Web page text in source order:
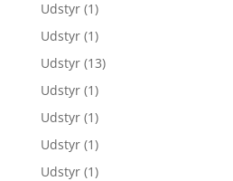
Udstyr (1)
Udstyr (1)
Udstyr (13)
Udstyr (1)
Udstyr (1)
Udstyr (1)
Udstyr (1)